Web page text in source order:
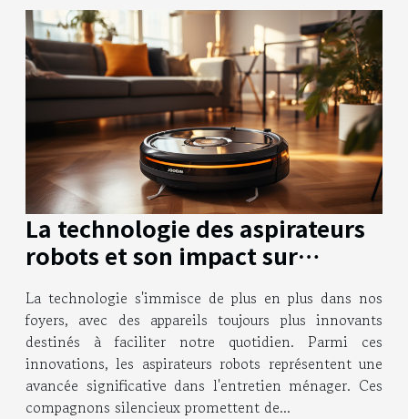
La technologie des aspirateurs
robots et son impact sur
La technologie s'immisce de plus en plus dans nos
foyers, avec des appareils toujours plus innovants
destinés à faciliter notre quotidien. Parmi ces
innovations, les aspirateurs robots représentent une
avancée significative dans l'entretien ménager. Ces
compagnons silencieux promettent de...